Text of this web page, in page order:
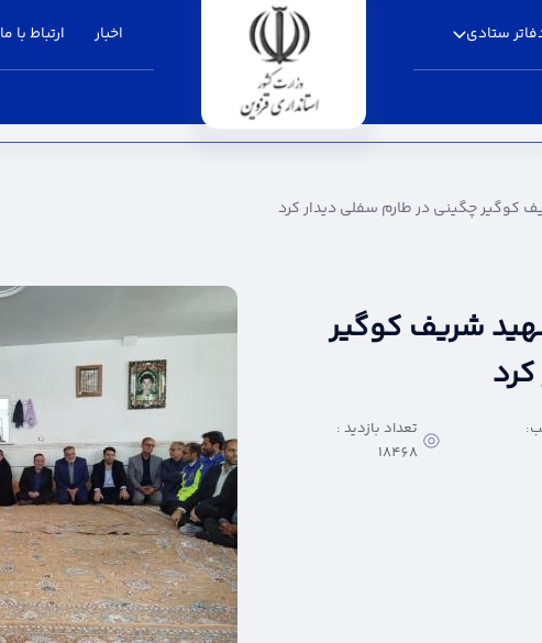
ستادی اخبار ارتباط با ما
در طارم سفلی دیدار کرد - استانداری قزوین
کوگیر چگینی در طارم سفلی دیدار کرد
شریف کوگیر
تعداد بازدید :
18468